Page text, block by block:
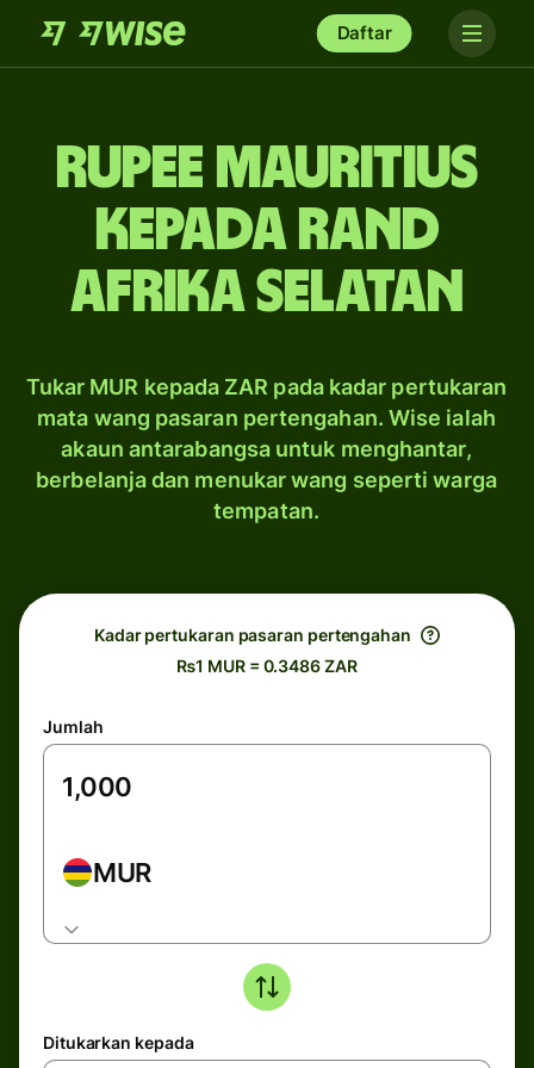
Daftar
rupee Mauritius
kepada rand
Afrika Selatan
Tukar MUR kepada ZAR pada kadar pertukaran
mata wang pasaran pertengahan. Wise ialah
akaun antarabangsa untuk menghantar,
berbelanja dan menukar wang seperti warga
tempatan.
Kadar pertukaran pasaran pertengahan
₨1 MUR = 0.3486 ZAR
Jumlah
MUR
Ditukarkan kepada